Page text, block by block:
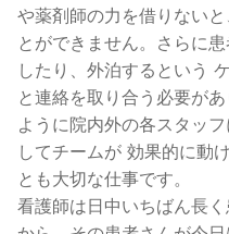
や薬剤師の力を借りない
とができません。さらに
したり、外泊するという
と連絡を取り合う必要が
ように院内外の各スタッ
してチームが 効果的に動
とも大切な仕事です。
看護師は日中いちばん長